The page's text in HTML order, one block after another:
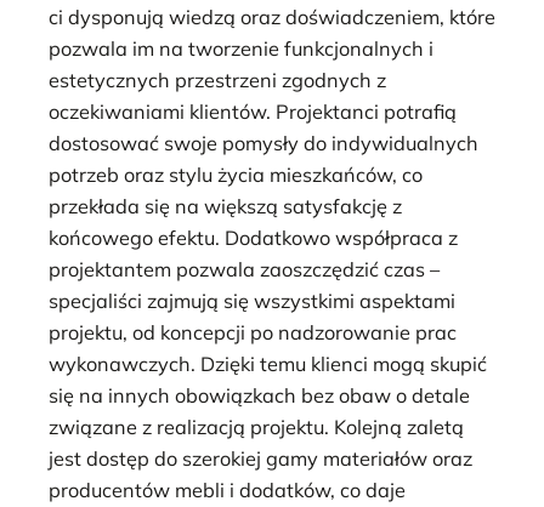
ci dysponują wiedzą oraz doświadczeniem, które
pozwala im na tworzenie funkcjonalnych i
estetycznych przestrzeni zgodnych z
oczekiwaniami klientów. Projektanci potrafią
dostosować swoje pomysły do indywidualnych
potrzeb oraz stylu życia mieszkańców, co
przekłada się na większą satysfakcję z
końcowego efektu. Dodatkowo współpraca z
projektantem pozwala zaoszczędzić czas –
specjaliści zajmują się wszystkimi aspektami
projektu, od koncepcji po nadzorowanie prac
wykonawczych. Dzięki temu klienci mogą skupić
się na innych obowiązkach bez obaw o detale
związane z realizacją projektu. Kolejną zaletą
jest dostęp do szerokiej gamy materiałów oraz
producentów mebli i dodatków, co daje